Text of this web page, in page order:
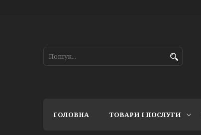
ГОЛОВНА ТОВАРИ І ПОСЛУГИ